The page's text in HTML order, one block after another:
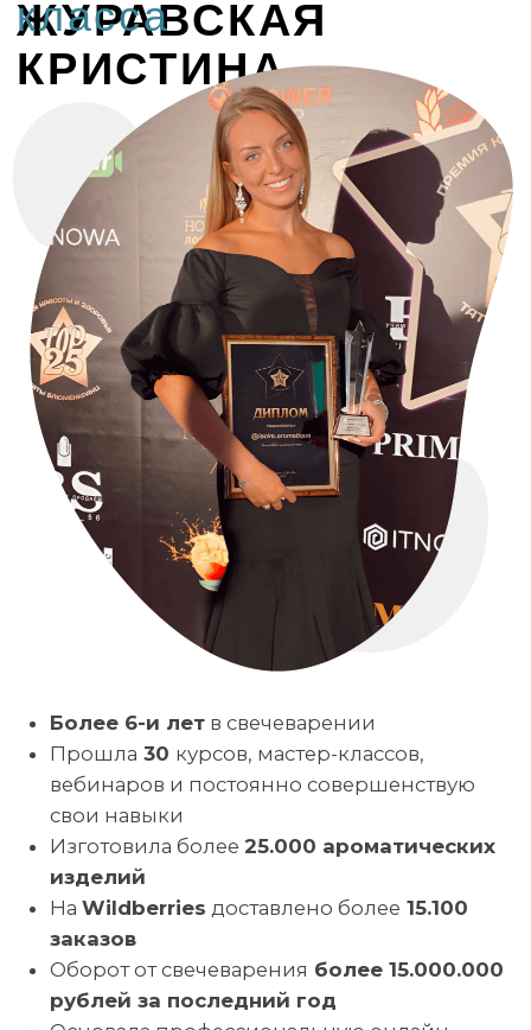
Для действующих свечеваров:Кто
хочет расширить ассортимент,
увеличить средний чек и не отпускать
клиента к конкурентам.
Для новичков в handmade:Кто
ищет нишу с низким порогом
входа, но высоким визуальным